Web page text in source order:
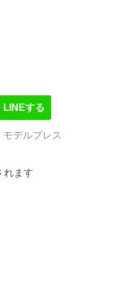
LINEする
デルプレス
れます